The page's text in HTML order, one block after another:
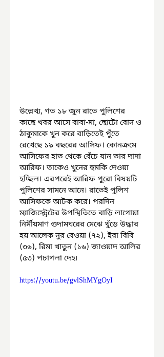
উল্লেখ্য, গত ১৮ জুন রাতে পুলিশের
কাছে খবর আসে বাবা-মা, ছোটো বোন ও
ঠাকুমাকে খুন করে বাড়িতেই পুঁতে
রেখেছে ১৯ বছরের আসিফ। কোনক্রমে
আসিফের হাত থেকে বেঁচে যান তার দাদা
আরিফ। তাকেও খুনের হুমকি দেওয়া
হচ্ছিল। এরপরেই আরিফ পুরো বিষয়টি
পুলিশের সামনে আনে। রাতেই পুলিশ
আসিফকে আটক করে। পরদিন
ম্যাজিস্ট্রেটের উপস্থিতিতে বাড়ি লাগোয়া
নির্মীয়মাণ গুদামঘরের মেঝে খুঁড়ে উদ্ধার
হয় আলেক নুর বেওয়া (৭২), ইরা বিবি
(৩৬), রিমা খাতুন (১৬) জাওয়াদ আলির
(৫৩) পচাগলা দেহ৷
https://youtu.be/gvlShMYgOyI